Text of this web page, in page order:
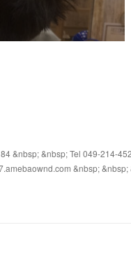
&nbsp; &nbsp; Tel 049-214-
&nbsp; &nbsp;